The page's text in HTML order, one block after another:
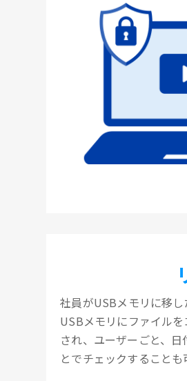
社員がUSBメモリに移し
USBメモリにファイル
され、ユーザーごと、
とでチェックすることも